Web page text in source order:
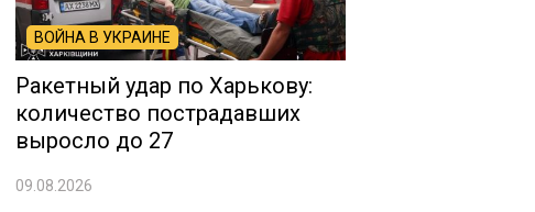
ВОЙНА В УКРАИНЕ
Ракетный удар по Харькову:
количество пострадавших
выросло до 27
09.08.2026